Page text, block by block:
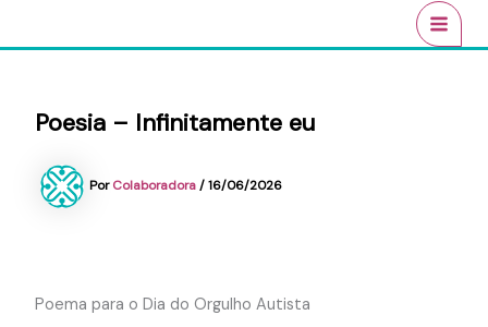
Poesia – Infinitamente eu
PorColaboradora/16/06/2026
Poema para o Dia do Orgulho Autista